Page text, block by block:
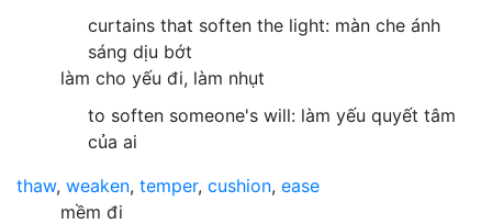
curtains that soften the light: màn che ánh
sáng dịu bớt
làm cho yếu đi, làm nhụt
to soften someone's will: làm yếu quyết tâm
của ai
thaw, weaken, temper, cushion, ease
mềm đi